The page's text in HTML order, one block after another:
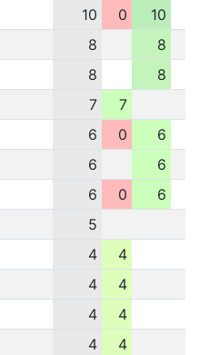
10 0
10
8
8
8
8
7
7
6 0
6
6
6
6 0
6
5
4
4
4
4
4
4
4
4